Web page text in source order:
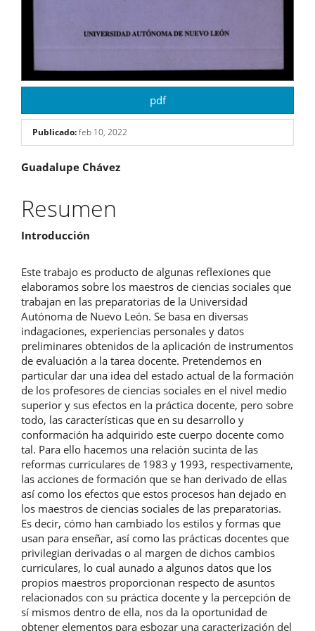
pdf
Publicado:feb 10, 2022
Contenido
principal
del
artículo
Guadalupe Chávez
Resumen
Introducción
Este trabajo es producto de algunas reflexiones que
elaboramos sobre los maestros de ciencias sociales que
trabajan en las preparatorias de la Universidad
Autónoma de Nuevo León. Se basa en diversas
indagaciones, experiencias personales y datos
preliminares obtenidos de la aplicación de instrumentos
de evaluación a la tarea docente. Pretendemos en
particular dar una idea del estado actual de la formación
de los profesores de ciencias sociales en el nivel medio
superior y sus efectos en la práctica docente, pero sobre
todo, las características que en su desarrollo y
conformación ha adquirido este cuerpo docente como
tal. Para ello hacemos una relación sucinta de las
reformas curriculares de 1983 y 1993, respectivamente,
las acciones de formación que se han derivado de ellas
así como los efectos que estos procesos han dejado en
los maestros de ciencias sociales de las preparatorias.
Es decir, cómo han cambiado los estilos y formas que
usan para enseñar, así como las prácticas docentes que
privilegian derivadas o al margen de dichos cambios
curriculares, lo cual aunado a algunos datos que los
propios maestros proporcionan respecto de asuntos
relacionados con su práctica docente y la percepción de
sí mismos dentro de ella, nos da la oportunidad de
obtener elementos para esbozar una caracterización del